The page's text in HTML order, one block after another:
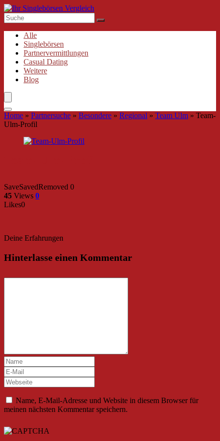
Alle
Singlebörsen
Partnervermittlungen
Casual Dating
Weitere
Blog
Home » Partnersuche » Besondere » Regional » Team Ulm » Team-
Ulm-Profil
SaveSavedRemoved 0
45 Views 0
Likes0
Deine Erfahrungen
Hinterlasse einen Kommentar
Name, E-Mail-Adresse und Website in diesem Browser für
meinen nächsten Kommentar speichern.